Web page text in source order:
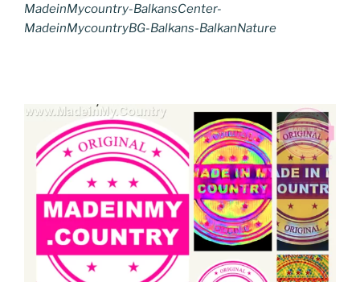
MadeinMycountry-BalkansCenter-
MadeinMycountryBG-Balkans-BalkanNature